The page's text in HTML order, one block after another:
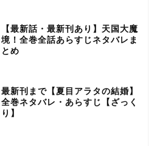
【最新話・最新刊あり】天国大魔
境！全巻全話あらすじネタバレま
とめ
最新刊まで【夏目アラタの結婚】
全巻ネタバレ・あらすじ【ざっく
り】